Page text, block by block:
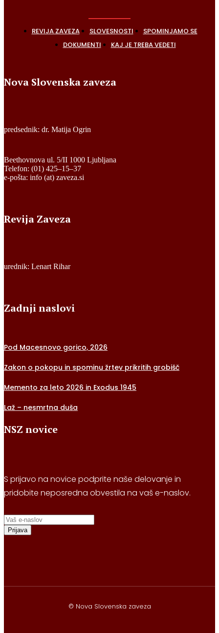
REVIJA ZAVEZA SLOVESNOSTI
SPOMINJAMO SE
DOKUMENTI
KAJ JE TREBA VEDETI
Nova Slovenska zaveza
predsednik: dr. Matija Ogrin
Beethovnova ul. 5/II 1000 Ljubljana
Telefon: (01) 425–15–37
e-pošta: info (at) zaveza.si
Revija Zaveza
urednik: Lenart Rihar
Zadnji naslovi
Pod Macesnovo gorico, 2026
Zakon o pokopu in spominu žrtev prikritih grobišč
Memento za leto 2026 in Exodus 1945
Laž – nesmrtna duša
NSZ novice
S prijavo na novice podprite naše delovanje in
pridobite neposredna obvestila na vaš e-naslov.
Prijava
© Nova Slovenska zaveza